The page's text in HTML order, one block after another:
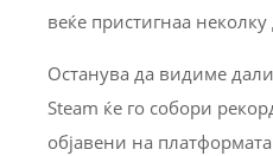
веќе пристигнаа
Останува да видиме
Steam ќе го собори
објавени на